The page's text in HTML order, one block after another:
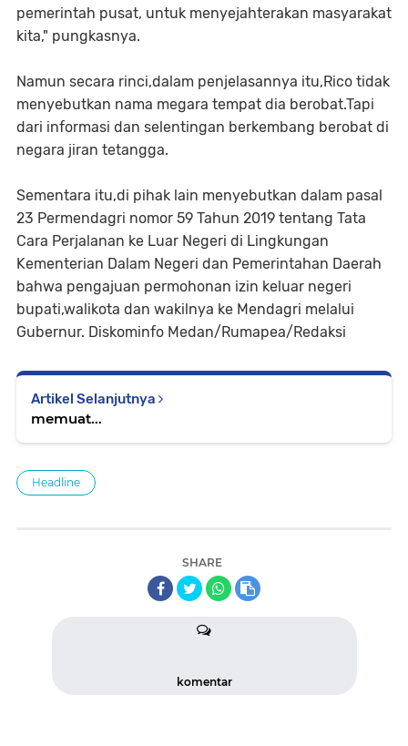
pemerintah pusat, untuk menyejahterakan masyarakat
kita," pungkasnya.
Namun secara rinci,dalam penjelasannya itu,Rico tidak
menyebutkan nama megara tempat dia berobat.Tapi
dari informasi dan selentingan berkembang berobat di
negara jiran tetangga.
Sementara itu,di pihak lain menyebutkan dalam pasal
23 Permendagri nomor 59 Tahun 2019 tentang Tata
Cara Perjalanan ke Luar Negeri di Lingkungan
Kementerian Dalam Negeri dan Pemerintahan Daerah
bahwa pengajuan permohonan izin keluar negeri
bupati,walikota dan wakilnya ke Mendagri melalui
Gubernur. Diskominfo Medan/Rumapea/Redaksi
Artikel Selanjutnya
memuat...
Headline
SHARE
komentar